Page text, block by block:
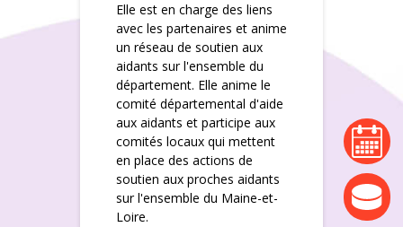
agenda
Elle est en charge des liens
avec les partenaires et anime
un réseau de soutien aux
aidants sur l'ensemble du
département. Elle anime le
comité départemental d'aide
aux aidants et participe aux
comités locaux qui mettent
en place des actions de
soutien aux proches aidants
sur l'ensemble du Maine-et-
Loire.